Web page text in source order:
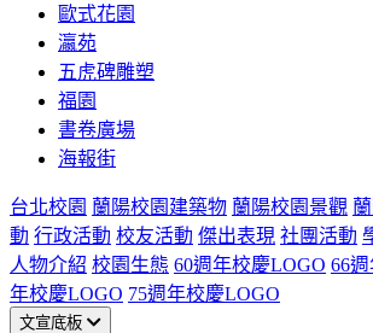
歐式花園
瀛苑
五虎碑雕塑
福園
書卷廣場
海報街
台北校園 蘭陽校園建築物 蘭陽校園景觀
動 行政活動 校友活動 傑出表現 社團活動
人物介紹 校園生態 60週年校慶LOGO 66
年校慶LOGO 75週年校慶LOGO
文宣底板